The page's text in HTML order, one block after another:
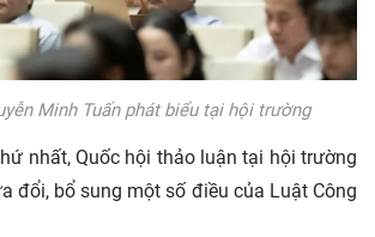
Minh Tuấn phát biểu tại hội trường
nhất, Quốc hội thảo luận tại hội trường
đổi, bổ sung một số điều của Luật Công